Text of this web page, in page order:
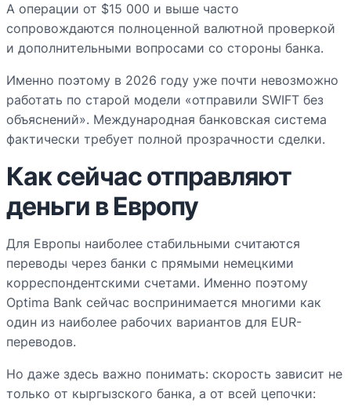
А операции от $15 000 и выше часто
сопровождаются полноценной валютной проверкой
и дополнительными вопросами со стороны банка.
Именно поэтому в 2026 году уже почти невозможно
работать по старой модели «отправили SWIFT без
объяснений». Международная банковская система
фактически требует полной прозрачности сделки.
Как сейчас отправляют
деньги в Европу
Для Европы наиболее стабильными считаются
переводы через банки с прямыми немецкими
корреспондентскими счетами. Именно поэтому
Optima Bank сейчас воспринимается многими как
один из наиболее рабочих вариантов для EUR-
переводов.
Но даже здесь важно понимать: скорость зависит не
только от кыргызского банка, а от всей цепочки: